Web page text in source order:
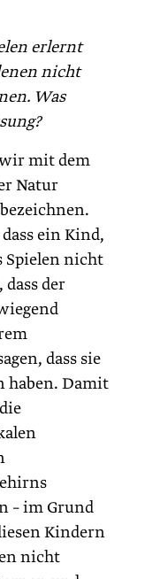
erlernt
nicht
Was
mit dem
Natur
ein Kind,
Spielen nicht
der
dass sie
haben. Damit
– im Grund
Kindern
nicht